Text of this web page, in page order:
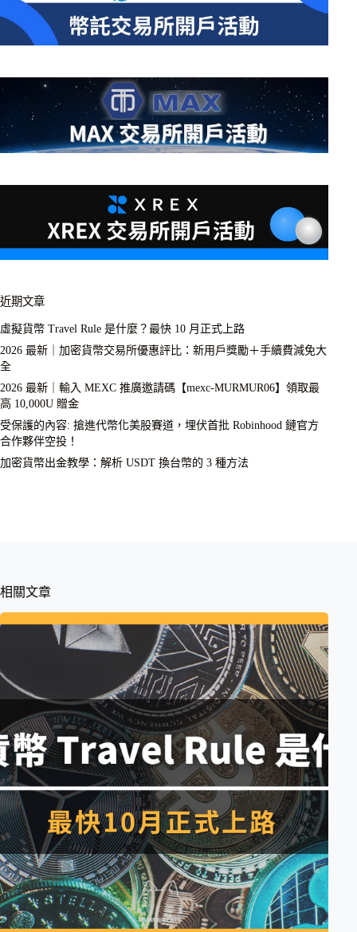
近期文章
虛擬貨幣 Travel Rule 是什麼？最快 10 月正式上路
2026 最新｜加密貨幣交易所優惠評比：新用戶獎勵＋手續費減免大
全
2026 最新｜輸入 MEXC 推廣邀請碼【mexc-MURMUR06】領取最
高 10,000U 贈金
受保護的內容: 搶進代幣化美股賽道，埋伏首批 Robinhood 鏈官方
合作夥伴空投！
加密貨幣出金教學：解析 USDT 換台幣的 3 種方法
相關文章